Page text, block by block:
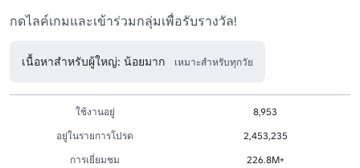
กดไลค์เกมและเข้าร่วมกลุ่มเพื่อรับรางวัล!
เนื้อหาสำหรับผู้ใหญ่: น้อยมาก เหมาะสำหรับทุกวัย
ใช้งานอยู่
8,953
อยู่ในรายการโปรด
2,453,235
การเยี่ยมชม
226.8M+